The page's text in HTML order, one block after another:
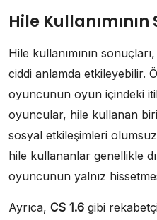
Hile Kullanımının
Hile kullanımının sonuçları,
ciddi anlamda etkileyebilir.
oyuncunun oyun içindeki
oyuncular, hile kullanan
sosyal etkileşimleri
hile kullananlar genellikle
oyuncunun yalnız
Ayrıca, CS 1.6 gibi